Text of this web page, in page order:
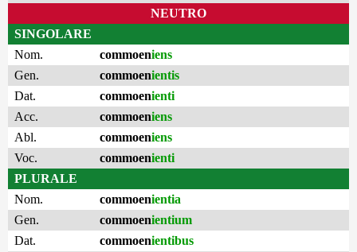
NEUTRO
SINGOLARE
Nom.
commoeniens
Gen.
commoenientis
Dat.
commoenienti
Acc.
commoeniens
Abl.
commoeniens
Voc.
commoenienti
PLURALE
Nom.
commoenientia
Gen.
commoenientium
Dat.
commoenientibus